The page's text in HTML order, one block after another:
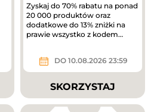
Zyskaj do 70% rabatu na ponad
20 000 produktów oraz
dodatkowe do 13% zniżki na
prawie wszystko z kodem
DO 10.08.2026 23:59
SKORZYSTAJ